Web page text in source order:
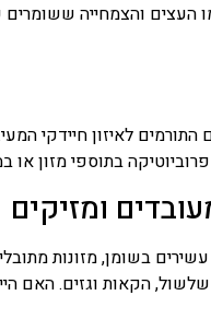
העצים והצמחייה
התורמים לאיזון חיידקי
בתוספי מזון או
ומזיקים
בשומן, מזונות
שלשול, הקאות וגזים. האם